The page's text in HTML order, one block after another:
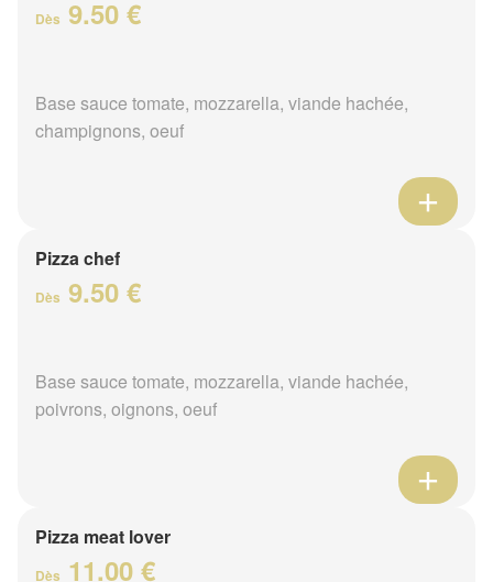
Dès 9.50 €
Base sauce tomate, mozzarella, viande hachée,
champignons, oeuf
Pizza chef
Dès 9.50 €
Base sauce tomate, mozzarella, viande hachée,
poivrons, oignons, oeuf
Pizza meat lover
Dès 11.00 €